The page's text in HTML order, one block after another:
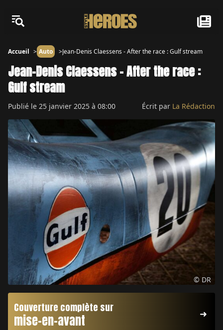
Accueil Auto Jean-Denis Claessens - After the race : Gulf stream
Jean-Denis Claessens - After the race :
Gulf stream
Publié le 25 janvier 2025 à 08:00 Écrit par La Rédaction
© DR
Couverture complète sur
mise-en-avant